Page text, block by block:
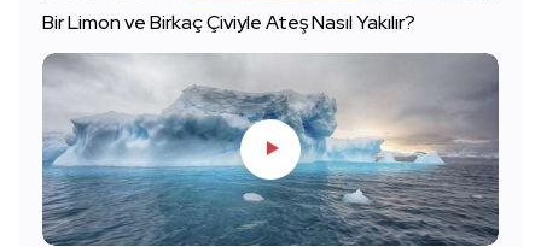
Bir Limon ve Birkaç Çiviyle Ateş Nasıl Yakılır?